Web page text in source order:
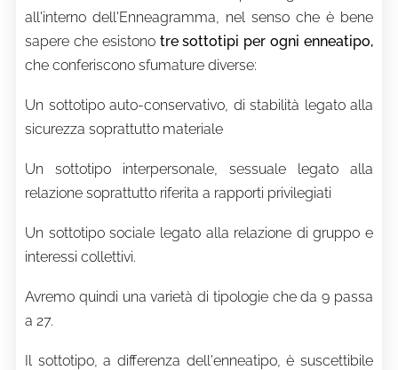
all'interno dell'Enneagramma, nel senso che è bene
sapere che esistono tre sottotipi per ogni enneatipo,
che conferiscono sfumature diverse:
Un sottotipo auto-conservativo, di stabilità legato alla
sicurezza soprattutto materiale
Un sottotipo interpersonale, sessuale legato alla
relazione soprattutto riferita a rapporti privilegiati
Un sottotipo sociale legato alla relazione di gruppo e
interessi collettivi.
Avremo quindi una varietà di tipologie che da 9 passa
a 27.
Il sottotipo, a differenza dell'enneatipo, è suscettibile